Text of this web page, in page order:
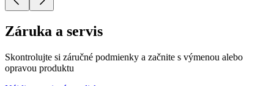
Záruka a servis
Skontrolujte si záručné podmienky a začnite s výmenou alebo
opravou produktu